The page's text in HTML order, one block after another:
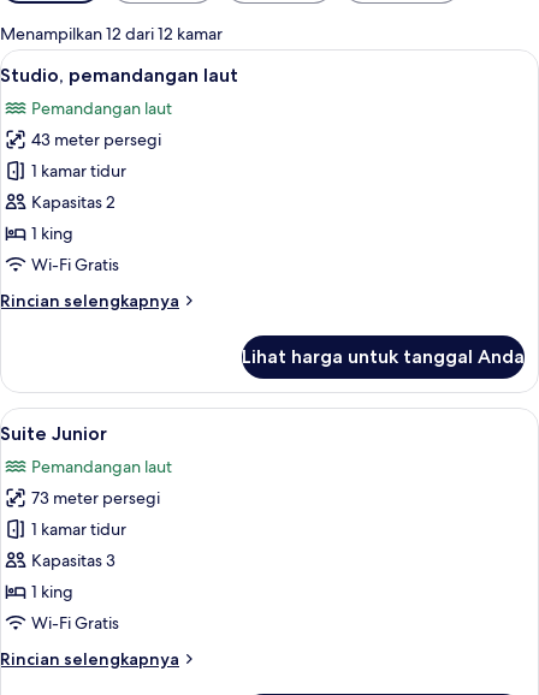
untuk
kamar
Menampilkan 12 dari 12 kamar
Lihat
semua
foto
untuk
Studio,
pemandangan
laut
Studio, pemandangan laut |
7
Studio, pemandangan laut
Pemandangan laut
43 meter persegi
1 kamar tidur
Kapasitas 2
1 king
Wi-Fi Gratis
Rincian selengkapnya
Rincian
Studio,
pemandangan
laut
Lihat harga untuk tanggal Anda
Lihat
semua
foto
untuk
Suite
Junior
Minibar, brankas, meja kerja, dan
7
Suite Junior
Pemandangan laut
73 meter persegi
1 kamar tidur
Kapasitas 3
1 king
Wi-Fi Gratis
Rincian selengkapnya
Rincian